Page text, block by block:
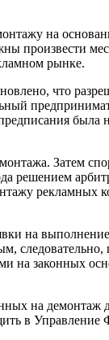
на
произвести
рынке.
что
была
Затем
решением
рекламных
на
на законных
на
в